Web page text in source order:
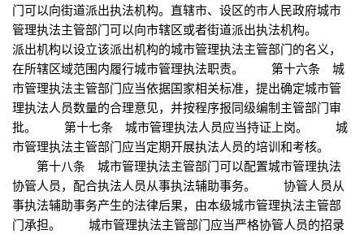
门可以向街道派出执法机构。直辖市、设区的市人民政府城市
管理执法主管部门可以向市辖区或者街道派出执法机构。
派出机构以设立该派出机构的城市管理执法主管部门的名义，
在所辖区域范围内履行城市管理执法职责。 第十六条 城
市管理执法主管部门应当依据国家相关标准，提出确定城市管
理执法人员数量的合理意见，并按程序报同级编制主管部门审
批。 第十七条 城市管理执法人员应当持证上岗。 城
市管理执法主管部门应当定期开展执法人员的培训和考核。
第十八条 城市管理执法主管部门可以配置城市管理执法
协管人员，配合执法人员从事执法辅助事务。 协管人员从
事执法辅助事务产生的法律后果，由本级城市管理执法主管部
门承担。 城市管理执法主管部门应当严格协管人员的招录